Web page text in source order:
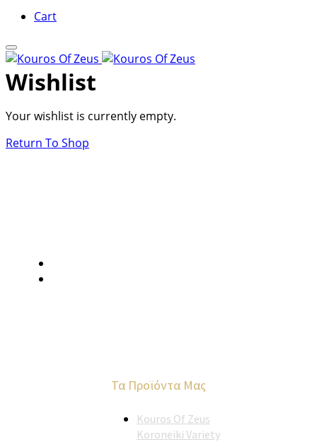
Cart
Wishlist
Your wishlist is currently empty.
Return To Shop
Τα Προϊόντα Μας
Kouros Of Zeus
Koroneiki Variety